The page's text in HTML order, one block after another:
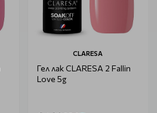
CLARESA
Гел лак CLARESA 2 Fallin
Love 5g